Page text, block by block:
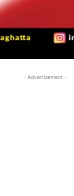
- Advertisement -